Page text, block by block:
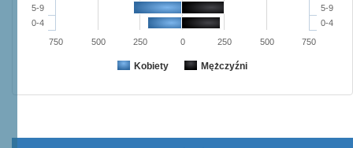
Kobiety Mężczyźni
0-4
5-9
0-4
5-9
0
750 500 250 250 500 750